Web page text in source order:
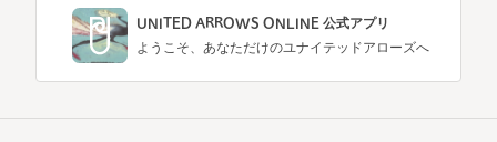
UNITED ARROWS ONLINE 公式アプリ
ようこそ、あなただけのユナイテッドアローズへ